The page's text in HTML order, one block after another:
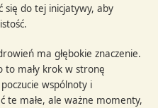
się do tej inicjatywy, aby
ma głębokie znaczenie.
to mały krok w stronę
wspólnoty i
te małe, ale ważne momenty,